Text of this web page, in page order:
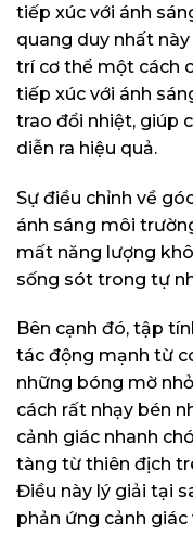
tiếp xúc với ánh
quang duy nhất
trí cơ thể một cách
tiếp xúc với ánh
trao đổi nhiệt, giúp
diễn ra hiệu quả.
Sự điều chỉnh về
ánh sáng môi
mất năng lượng
sống sót trong tự
Bên cạnh đó, tập
tác động mạnh từ
những bóng mờ
cách rất nhạy bén
cảnh giác nhanh
tàng từ thiên địch
Điều này lý giải tại
phản ứng cảnh